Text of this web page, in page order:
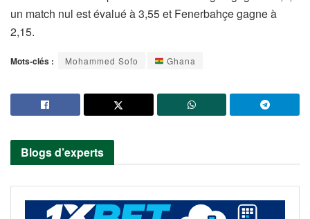
un match nul est évalué à 3,55 et Fenerbahçe gagne à
2,15.
Mots-clés : Mohammed Sofo Ghana
Blogs d’experts